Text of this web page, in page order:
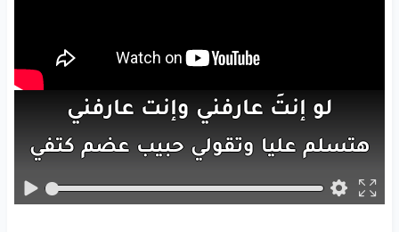
لو إنتَ عارفني وإنت عارفني
هتسلمعليا وتقوليحبيبعضمكتفي
عندي أوبشنكشفالكذبفإنسىإن تنافقني